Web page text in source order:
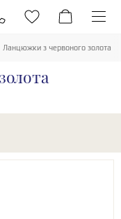
Ланцюжки з червоного золота